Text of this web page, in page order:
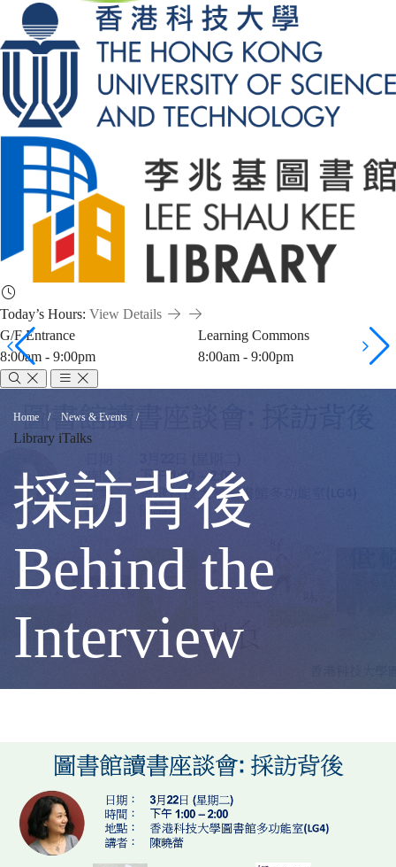
Today’s Hours: View Details
G/F Entrance
8:00am - 9:00pm
Learning Commons
8:00am - 9:00pm
採
訪
背
後
Behind
the
Interview
Breadcrumb
Home News & Events
Library iTalks
採訪背後
Behind the
Interview